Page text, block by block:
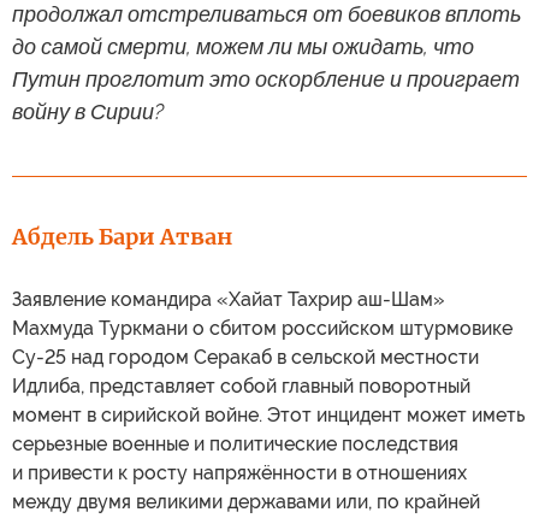
продолжал отстреливаться от боевиков вплоть
до самой смерти, можем ли мы ожидать, что
Путин проглотит это оскорбление и проиграет
войну в Сирии?
Абдель Бари Атван
Заявление командира «Хайат Тахрир аш-Шам»
Махмуда Туркмани о сбитом российском штурмовике
Су-25 над городом Серакаб в сельской местности
Идлиба, представляет собой главный поворотный
момент в сирийской войне. Этот инцидент может иметь
серьезные военные и политические последствия
и привести к росту напряжённости в отношениях
между двумя великими державами или, по крайней